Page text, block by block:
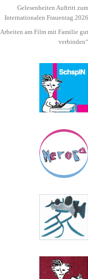
Gelesenheiten Auftritt zum
Internationalen Frauentag 2026
„Arbeiten am Film mit Familie gut
verbinden“